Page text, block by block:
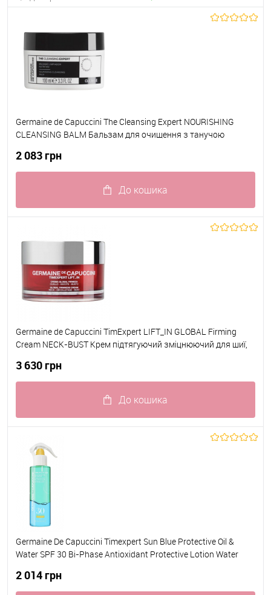
Germaine de Capuccini The Cleansing Expert NOURISHING
CLEANSING BALM Бальзам для очищення з танучою
шкіри 100 мл
2 083 грн
До кошика
Germaine de Capuccini TimExpert LIFT_IN GLOBAL Firming
Cream NECK-BUST Крем підтягуючий зміцнюючий для шиї,
3 630 грн
До кошика
Germaine De Capuccini Timexpert Sun Blue Protective Oil &
Water SPF 30 Bi-Phase Antioxidant Protective Lotion Water
Forms 30 200 мл
2 014 грн